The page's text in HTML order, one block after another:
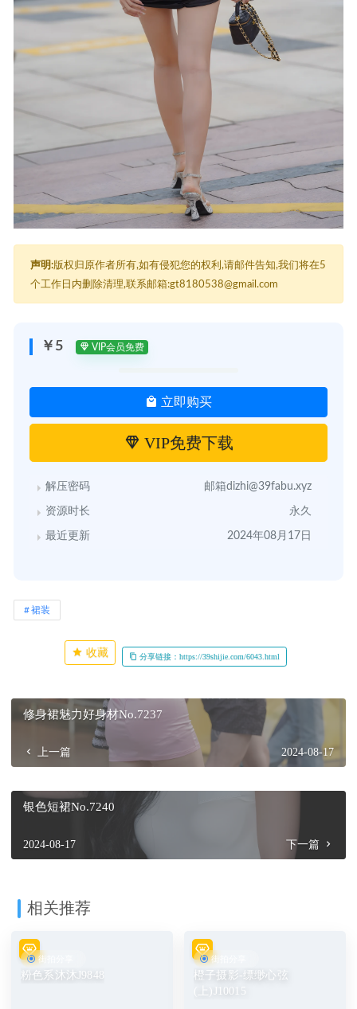
声明:版权归原作者所有,如有侵犯您的权利,请邮件告知,我们将在5
个工作日内删除清理,联系邮箱:gt8180538@gmail.com
￥5 VIP会员免费
立即购买
VIP免费下载
解压密码 邮箱dizhi@39fabu.xyz
资源时长 永久
最近更新 2024年08月17日
裙装
收藏 分享链接：https://39shijie.com/6043.html
修身裙魅力好身材No.7237
上一篇 2024-08-17
银色短裙No.7240
2024-08-17 下一篇
相关推荐
街拍分享
粉色系沐沐J9848
街拍分享
橙子摄影-缥缈心弦
(上)J10015